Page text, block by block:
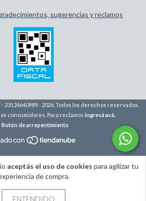
aceptás el uso de cookies para agilizar tu
de compra.
ENTENDIDO
sugerencias y reclamos
23124640989 - 2026. Todos los derechos reservados.
consumidores. Para reclamos ingresá acá.
Botón de arrepentimiento